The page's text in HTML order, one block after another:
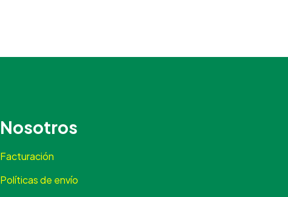
Nosotros
Facturación
Políticas de envío